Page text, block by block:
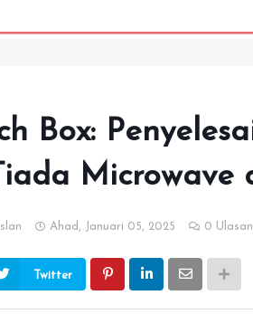
Box:
Microwave
Ahad, Januari 05, 2025 0 Ulasan
Twitter